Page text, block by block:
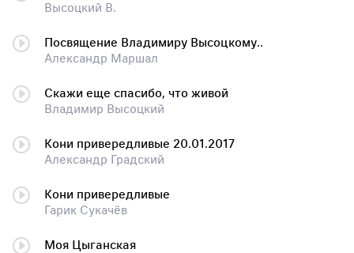
Высоцкий В.
Посвящение Владимиру Высоцкому..
Александр Маршал
Скажи еще спасибо, что живой
Владимир Высоцкий
Кони привередливые 20.01.2017
Александр Градский
Кони привередливые
Гарик Сукачёв
Моя Цыганская